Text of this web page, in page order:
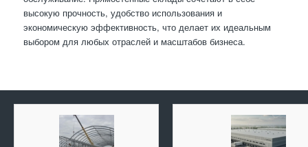
высокую прочность, удобство использования и
экономическую эффективность, что делает их идеальным
выбором для любых отраслей и масштабов бизнеса.